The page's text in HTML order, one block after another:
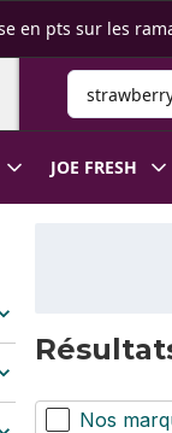
en pts sur les
Rechercher
JOE FRESH
Nos